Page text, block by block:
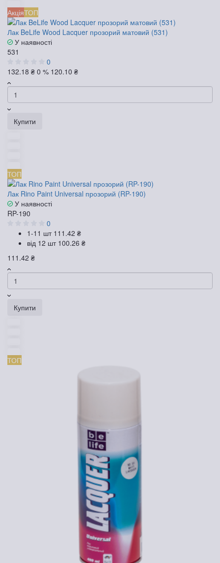
АкціяТОП
Лак BeLife Wood Lacquer прозорий матовий (531)
У наявності
531
0
132.18 ₴ 0 % 120.10 ₴
Купити
ТОП
Лак Rino Paint Universal прозорий (RP-190)
У наявності
RP-190
0
1-11 шт 111.42 ₴
від 12 шт 100.26 ₴
111.42 ₴
Купити
ТОП